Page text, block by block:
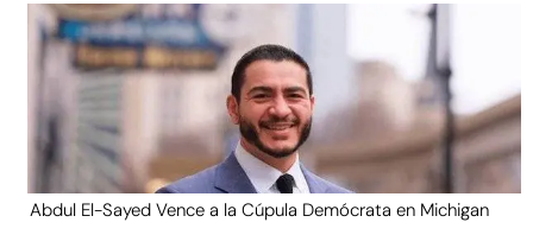
Abdul El-Sayed Vence a la Cúpula Demócrata en Michigan